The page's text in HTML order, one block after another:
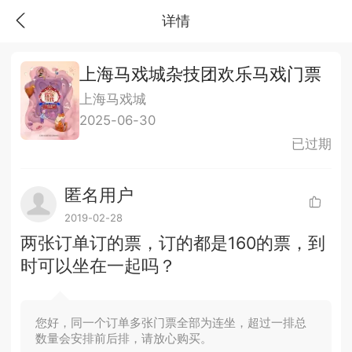
详情
上海马戏城杂技团欢乐马戏门票
上海马戏城
2025-06-30
已过期
匿名用户
2019-02-28
两张订单订的票，订的都是160的票，到
时可以坐在一起吗？
您好，同一个订单多张门票全部为连坐，超过一排总
数量会安排前后排，请放心购买。